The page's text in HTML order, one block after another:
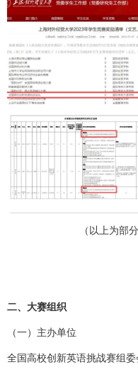
（以上为部
二、大赛组织
（一）主办单位
全国高校创新英语挑战赛组委